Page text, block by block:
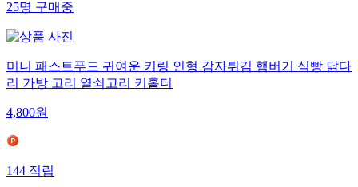
25명 구매중
미니 패스트푸드 귀여운 키링 인형 감자튀김 햄버거 식빵 닭다
리 가방 고리 열쇠고리 키홀더
4,800원
144 적립